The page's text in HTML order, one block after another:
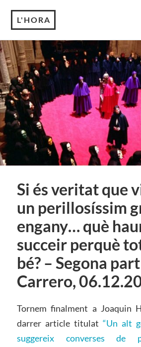
L'HORA
Si és veritat que
un perillosíssim
engany… què
succeir perquè
bé? – Segona
Carrero,
Tornem finalment a Joaquin
darrer article titulat “Un alt
suggereix converses de